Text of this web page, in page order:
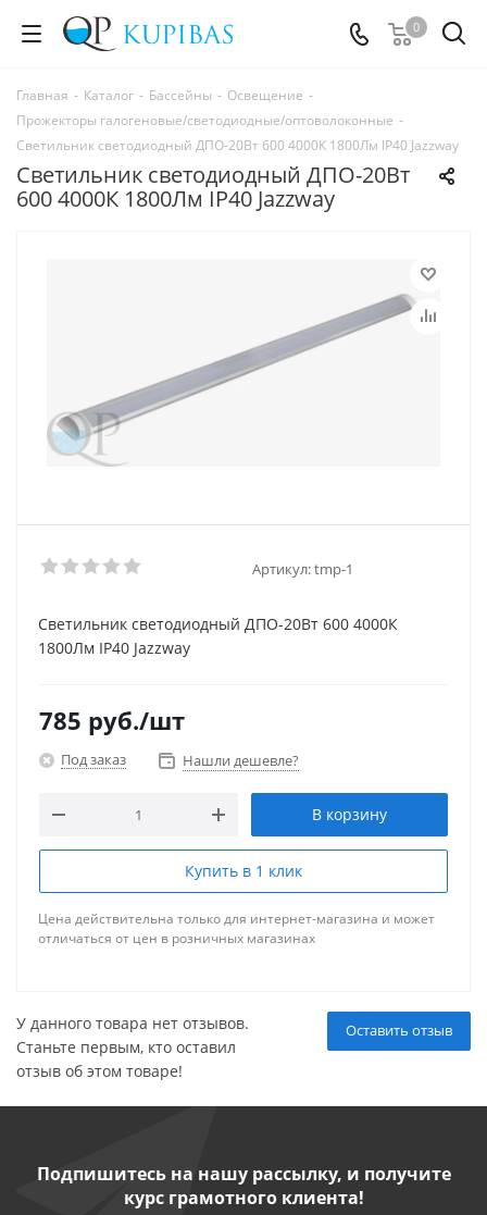
0
Главная - Каталог - Бассейны - Освещение -
Прожекторы галогеновые/светодиодные/оптоволоконные -
Светильник светодиодный ДПО-20Вт 600 4000К 1800Лм IP40 Jazzway
Светильник светодиодный ДПО-20Вт
600 4000К 1800Лм IP40 Jazzway
Артикул:tmp-1
Светильник светодиодный ДПО-20Вт 600 4000К
1800Лм IP40 Jazzway
785 руб./шт
Под заказ Нашли дешевле?
В корзину
Купить в 1 клик
Цена действительна только для интернет-магазина и может
отличаться от цен в розничных магазинах
Оставить отзыв
У данного товара нет отзывов.
Станьте первым, кто оставил
отзыв об этом товаре!
Подпишитесь на нашу рассылку, и получите
курс грамотного клиента!